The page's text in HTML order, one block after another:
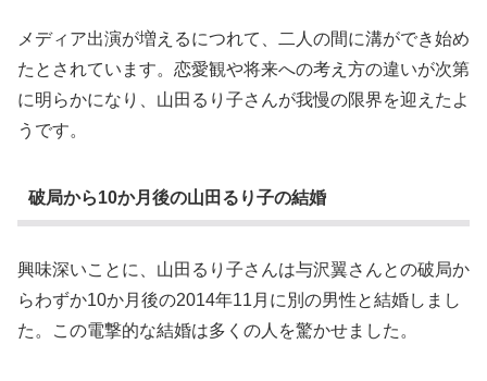
メディア出演が増えるにつれて、二人の間に溝ができ始め
たとされています。恋愛観や将来への考え方の違いが次第
に明らかになり、山田るり子さんが我慢の限界を迎えたよ
うです。
破局から10か月後の山田るり子の結婚
興味深いことに、山田るり子さんは与沢翼さんとの破局か
らわずか10か月後の2014年11月に別の男性と結婚しまし
た。この電撃的な結婚は多くの人を驚かせました。